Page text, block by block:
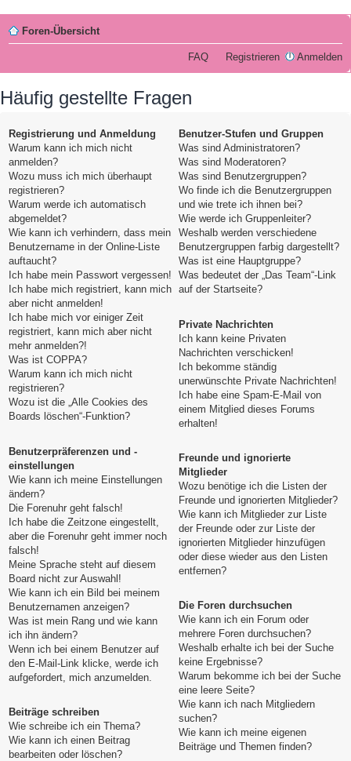
Foren-Übersicht
FAQ Registrieren Anmelden
Häufig gestellte Fragen
Registrierung und Anmeldung
Warum kann ich mich nicht
anmelden?
Wozu muss ich mich überhaupt
registrieren?
Warum werde ich automatisch
abgemeldet?
Wie kann ich verhindern, dass mein
Benutzername in der Online-Liste
auftaucht?
Ich habe mein Passwort vergessen!
Ich habe mich registriert, kann mich
aber nicht anmelden!
Ich habe mich vor einiger Zeit
registriert, kann mich aber nicht
mehr anmelden?!
Was ist COPPA?
Warum kann ich mich nicht
registrieren?
Wozu ist die „Alle Cookies des
Boards löschen“-Funktion?
Benutzerpräferenzen und -
einstellungen
Wie kann ich meine Einstellungen
ändern?
Die Forenuhr geht falsch!
Ich habe die Zeitzone eingestellt,
aber die Forenuhr geht immer noch
falsch!
Meine Sprache steht auf diesem
Board nicht zur Auswahl!
Wie kann ich ein Bild bei meinem
Benutzernamen anzeigen?
Was ist mein Rang und wie kann
ich ihn ändern?
Wenn ich bei einem Benutzer auf
den E-Mail-Link klicke, werde ich
aufgefordert, mich anzumelden.
Beiträge schreiben
Wie schreibe ich ein Thema?
Wie kann ich einen Beitrag
bearbeiten oder löschen?
Benutzer-Stufen und Gruppen
Was sind Administratoren?
Was sind Moderatoren?
Was sind Benutzergruppen?
Wo finde ich die Benutzergruppen
und wie trete ich ihnen bei?
Wie werde ich Gruppenleiter?
Weshalb werden verschiedene
Benutzergruppen farbig dargestellt?
Was ist eine Hauptgruppe?
Was bedeutet der „Das Team“-Link
auf der Startseite?
Private Nachrichten
Ich kann keine Privaten
Nachrichten verschicken!
Ich bekomme ständig
unerwünschte Private Nachrichten!
Ich habe eine Spam-E-Mail von
einem Mitglied dieses Forums
erhalten!
Freunde und ignorierte
Mitglieder
Wozu benötige ich die Listen der
Freunde und ignorierten Mitglieder?
Wie kann ich Mitglieder zur Liste
der Freunde oder zur Liste der
ignorierten Mitglieder hinzufügen
oder diese wieder aus den Listen
entfernen?
Die Foren durchsuchen
Wie kann ich ein Forum oder
mehrere Foren durchsuchen?
Weshalb erhalte ich bei der Suche
keine Ergebnisse?
Warum bekomme ich bei der Suche
eine leere Seite?
Wie kann ich nach Mitgliedern
suchen?
Wie kann ich meine eigenen
Beiträge und Themen finden?